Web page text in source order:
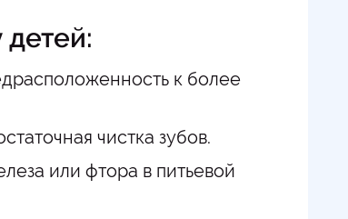
к более
чистка зубов.
или фтора в питьевой